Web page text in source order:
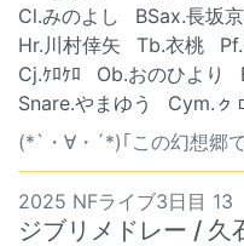
Cl.みのよし
BSax.長坂
Hr.川村倖矢
Tb.衣桃
Cj.ｹﾛｹﾛ
Ob.おのひより
Snare.やまゆう
Cym.ㇰ
(*`・∀・´*)｢この幻想郷
2025 NFライブ3日目 13
ジブリメドレー / 久